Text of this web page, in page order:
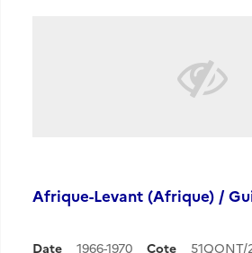
Afrique-Levant (Afrique) /
Date 1966-1970 Cote 51QONT/